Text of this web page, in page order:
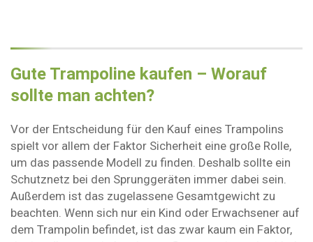
Gute Trampoline kaufen – Worauf
sollte man achten?
Vor der Entscheidung für den Kauf eines Trampolins
spielt vor allem der Faktor Sicherheit eine große Rolle,
um das passende Modell zu finden. Deshalb sollte ein
Schutznetz bei den Sprunggeräten immer dabei sein.
Außerdem ist das zugelassene Gesamtgewicht zu
beachten. Wenn sich nur ein Kind oder Erwachsener auf
dem Trampolin befindet, ist das zwar kaum ein Faktor,